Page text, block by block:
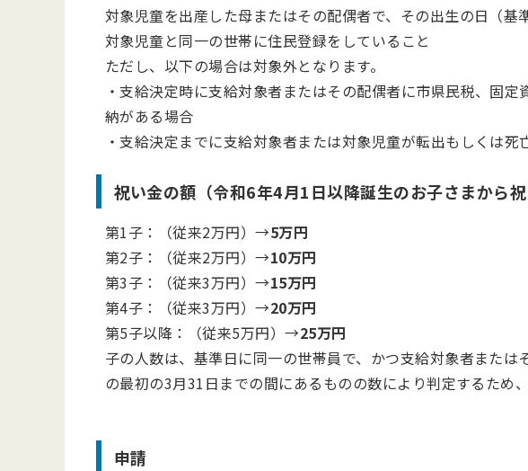
対象児童を出産した母またはその配偶者で、その出生の日（基
対象児童と同一の世帯に住民登録をしていること
ただし、以下の場合は対象外となります。
・支給決定時に支給対象者またはその配偶者に市県民税、固
納がある場合
・支給決定までに支給対象者または対象児童が転出もしくは死
祝い金の額（令和6年4月1日以降誕生のお子さまから祝
第1子：（従来2万円）→5万円
第2子：（従来2万円）→10万円
第3子：（従来3万円）→15万円
第4子：（従来3万円）→20万円
第5子以降：（従来5万円）→25万円
子の人数は、基準日に同一の世帯員で、かつ支給対象者また
の最初の3月31日までの間にあるものの数により判定するため
申請